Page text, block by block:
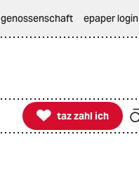
genossenschaft epaper login

taz zahl ich
taz zahl ich